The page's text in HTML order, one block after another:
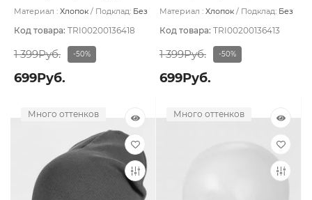
тем
Материал : Хлопок Подклад: Без
Код товара: TRI00200136418
1 399Руб. -50%
699Руб.
Материал : Хлопок Подклад: Без
Код товара: TRI00200136413
1 399Руб. -50%
699Руб.
Много оттенков Много оттенков